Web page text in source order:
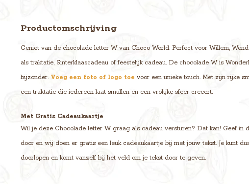
Productomschrijving
Geniet van de chocolade letter W van Choco World. Perfect voor Willem,
als traktatie, Sinterklaascadeau of feestelijk cadeau. De chocolade W is
bijzonder. Voeg een foto of logo toe voor een unieke touch. Met zijn rijke
een traktatie die iedereen laat smullen en een vrolijke sfeer creëert.
Met Gratis Cadeaukaartje
Wil je deze Chocolade letter W graag als cadeau versturen? Dat kan! Geef in
door en wij doen er gratis een leuk cadeaukaartje bij met jouw tekst. Je kunt
doorlopen en komt vanzelf bij het veld om je tekst door te geven.